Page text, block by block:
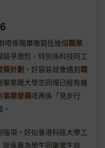
唔係簡單噉寫低幾個職業
爭激烈，特別係科技同工
展計劃 ，好容易就會遇到職
畢業嘅大學生同埋已經有幾
事業發展唔再係「見步行
強項。好似香港科技大學工
係專為學生同畢業生設